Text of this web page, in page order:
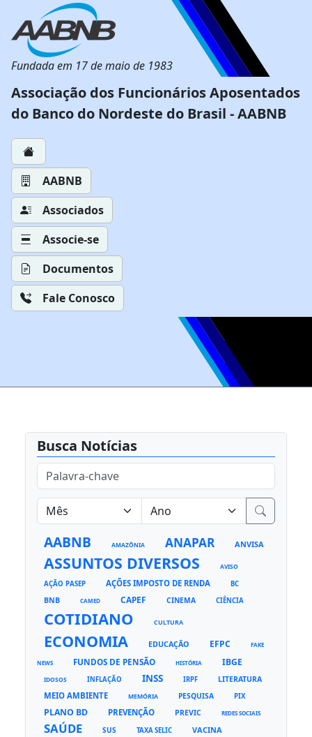
Fundada em 17 de maio de 1983
Associação dos Funcionários Aposentados
do Banco do Nordeste do Brasil - AABNB
AABNB
Associados
Associe-se
Documentos
Fale Conosco
Busca Notícias
AABNB AMAZÔNIA ANAPAR ANVISA
ASSUNTOS DIVERSOS AVISO
AÇÃO PASEP AÇÕES IMPOSTO DE RENDA BC
BNB CAMED CAPEF CINEMA CIÊNCIA
COTIDIANO CULTURA
ECONOMIA EDUCAÇÃO EFPC FAKE
NEWS FUNDOS DE PENSÃO HISTÓRIA IBGE
IDOSOS INFLAÇÃO INSS IRPF LITERATURA
MEIO AMBIENTE MEMÓRIA PESQUISA PIX
PLANO BD PREVENÇÃO PREVIC REDES SOCIAIS
SAÚDE SUS TAXA SELIC VACINA